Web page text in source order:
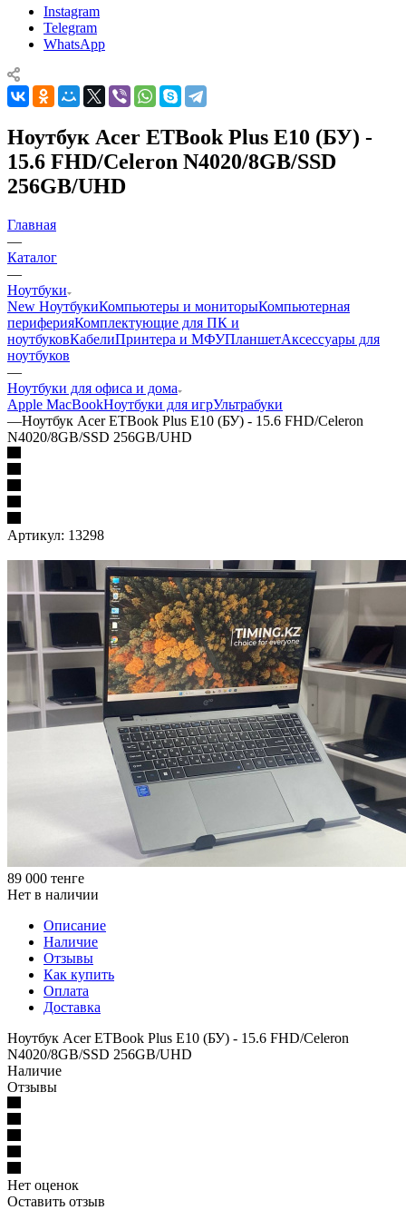
Instagram
Telegram
WhatsApp
Ноутбук Acer ETBook Plus E10 (БУ) -
15.6 FHD/Celeron N4020/8GB/SSD
256GB/UHD
Главная
—
Каталог
—
Ноутбуки
New НоутбукиКомпьютеры и мониторыКомпьютерная
периферияКомплектующие для ПК и
ноутбуковКабелиПринтера и МФУПланшетАксессуары для
ноутбуков
—
Ноутбуки для офиса и дома
Apple MacBookНоутбуки для игрУльтрабуки
—Ноутбук Acer ETBook Plus E10 (БУ) - 15.6 FHD/Celeron
N4020/8GB/SSD 256GB/UHD
Артикул: 13298
89 000 тенге
Нет в наличии
Описание
Наличие
Отзывы
Как купить
Оплата
Доставка
Ноутбук Acer ETBook Plus E10 (БУ) - 15.6 FHD/Celeron
N4020/8GB/SSD 256GB/UHD
Наличие
Отзывы
Нет оценок
Оставить отзыв